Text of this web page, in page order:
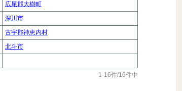
広尾郡大樹町
深川市
古宇郡神恵内村
北斗市
1-16件/16件中